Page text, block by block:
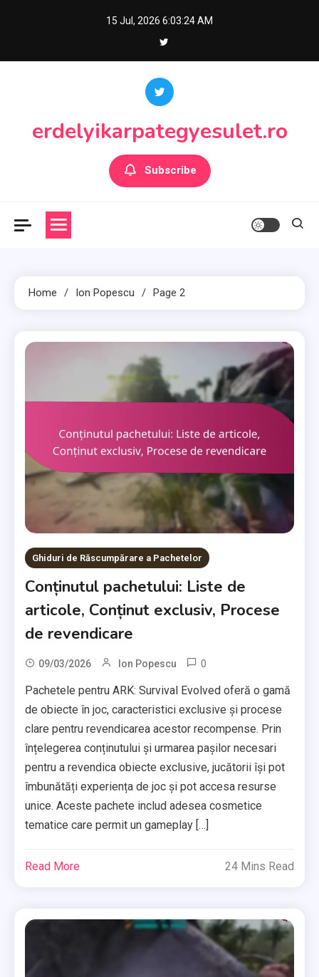
15 Jul, 2026 6:03:25 AM
erdelyikarpategyesulet.ro
Subscribe
Home Ion Popescu Page 2
Ghiduri de Răscumpărare a Pachetelor
Conținutul pachetului: Liste de
articole, Conținut exclusiv, Procese
de revendicare
09/03/2026 Ion Popescu 0
Pachetele pentru ARK: Survival Evolved oferă o gamă
de obiecte în joc, caracteristici exclusive și procese
clare pentru revendicarea acestor recompense. Prin
înțelegerea conținutului și urmarea pașilor necesari
pentru a revendica obiecte exclusive, jucătorii își pot
îmbunătăți experiența de joc și pot accesa resurse
unice. Aceste pachete includ adesea cosmetice
tematice care permit un gameplay […]
Read More 24 Mins Read